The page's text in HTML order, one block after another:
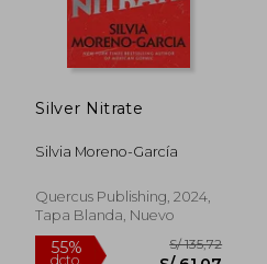
50% S/ 287,20
Silver Nitrate
Silvia Moreno-García
Quercus Publishing, 2024,
Tapa Blanda, Nuevo